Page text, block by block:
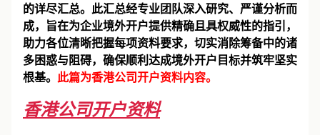
的详尽汇总。此汇总经专业团队深入研究、严谨分析而
成，旨在为企业境外开户提供精确且具权威性的指引，
助力各位清晰把握每项资料要求，切实消除筹备中的诸
多困惑与阻碍，确保顺利达成境外开户目标并筑牢坚实
根基。 此篇为香港公司开户资料内容。
香港公司开户资料